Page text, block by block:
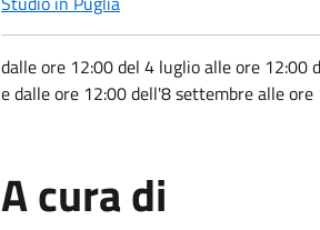
dalle ore 12:00 del 4 luglio alle ore 12:00
e dalle ore 12:00 dell'8 settembre alle
A cura di